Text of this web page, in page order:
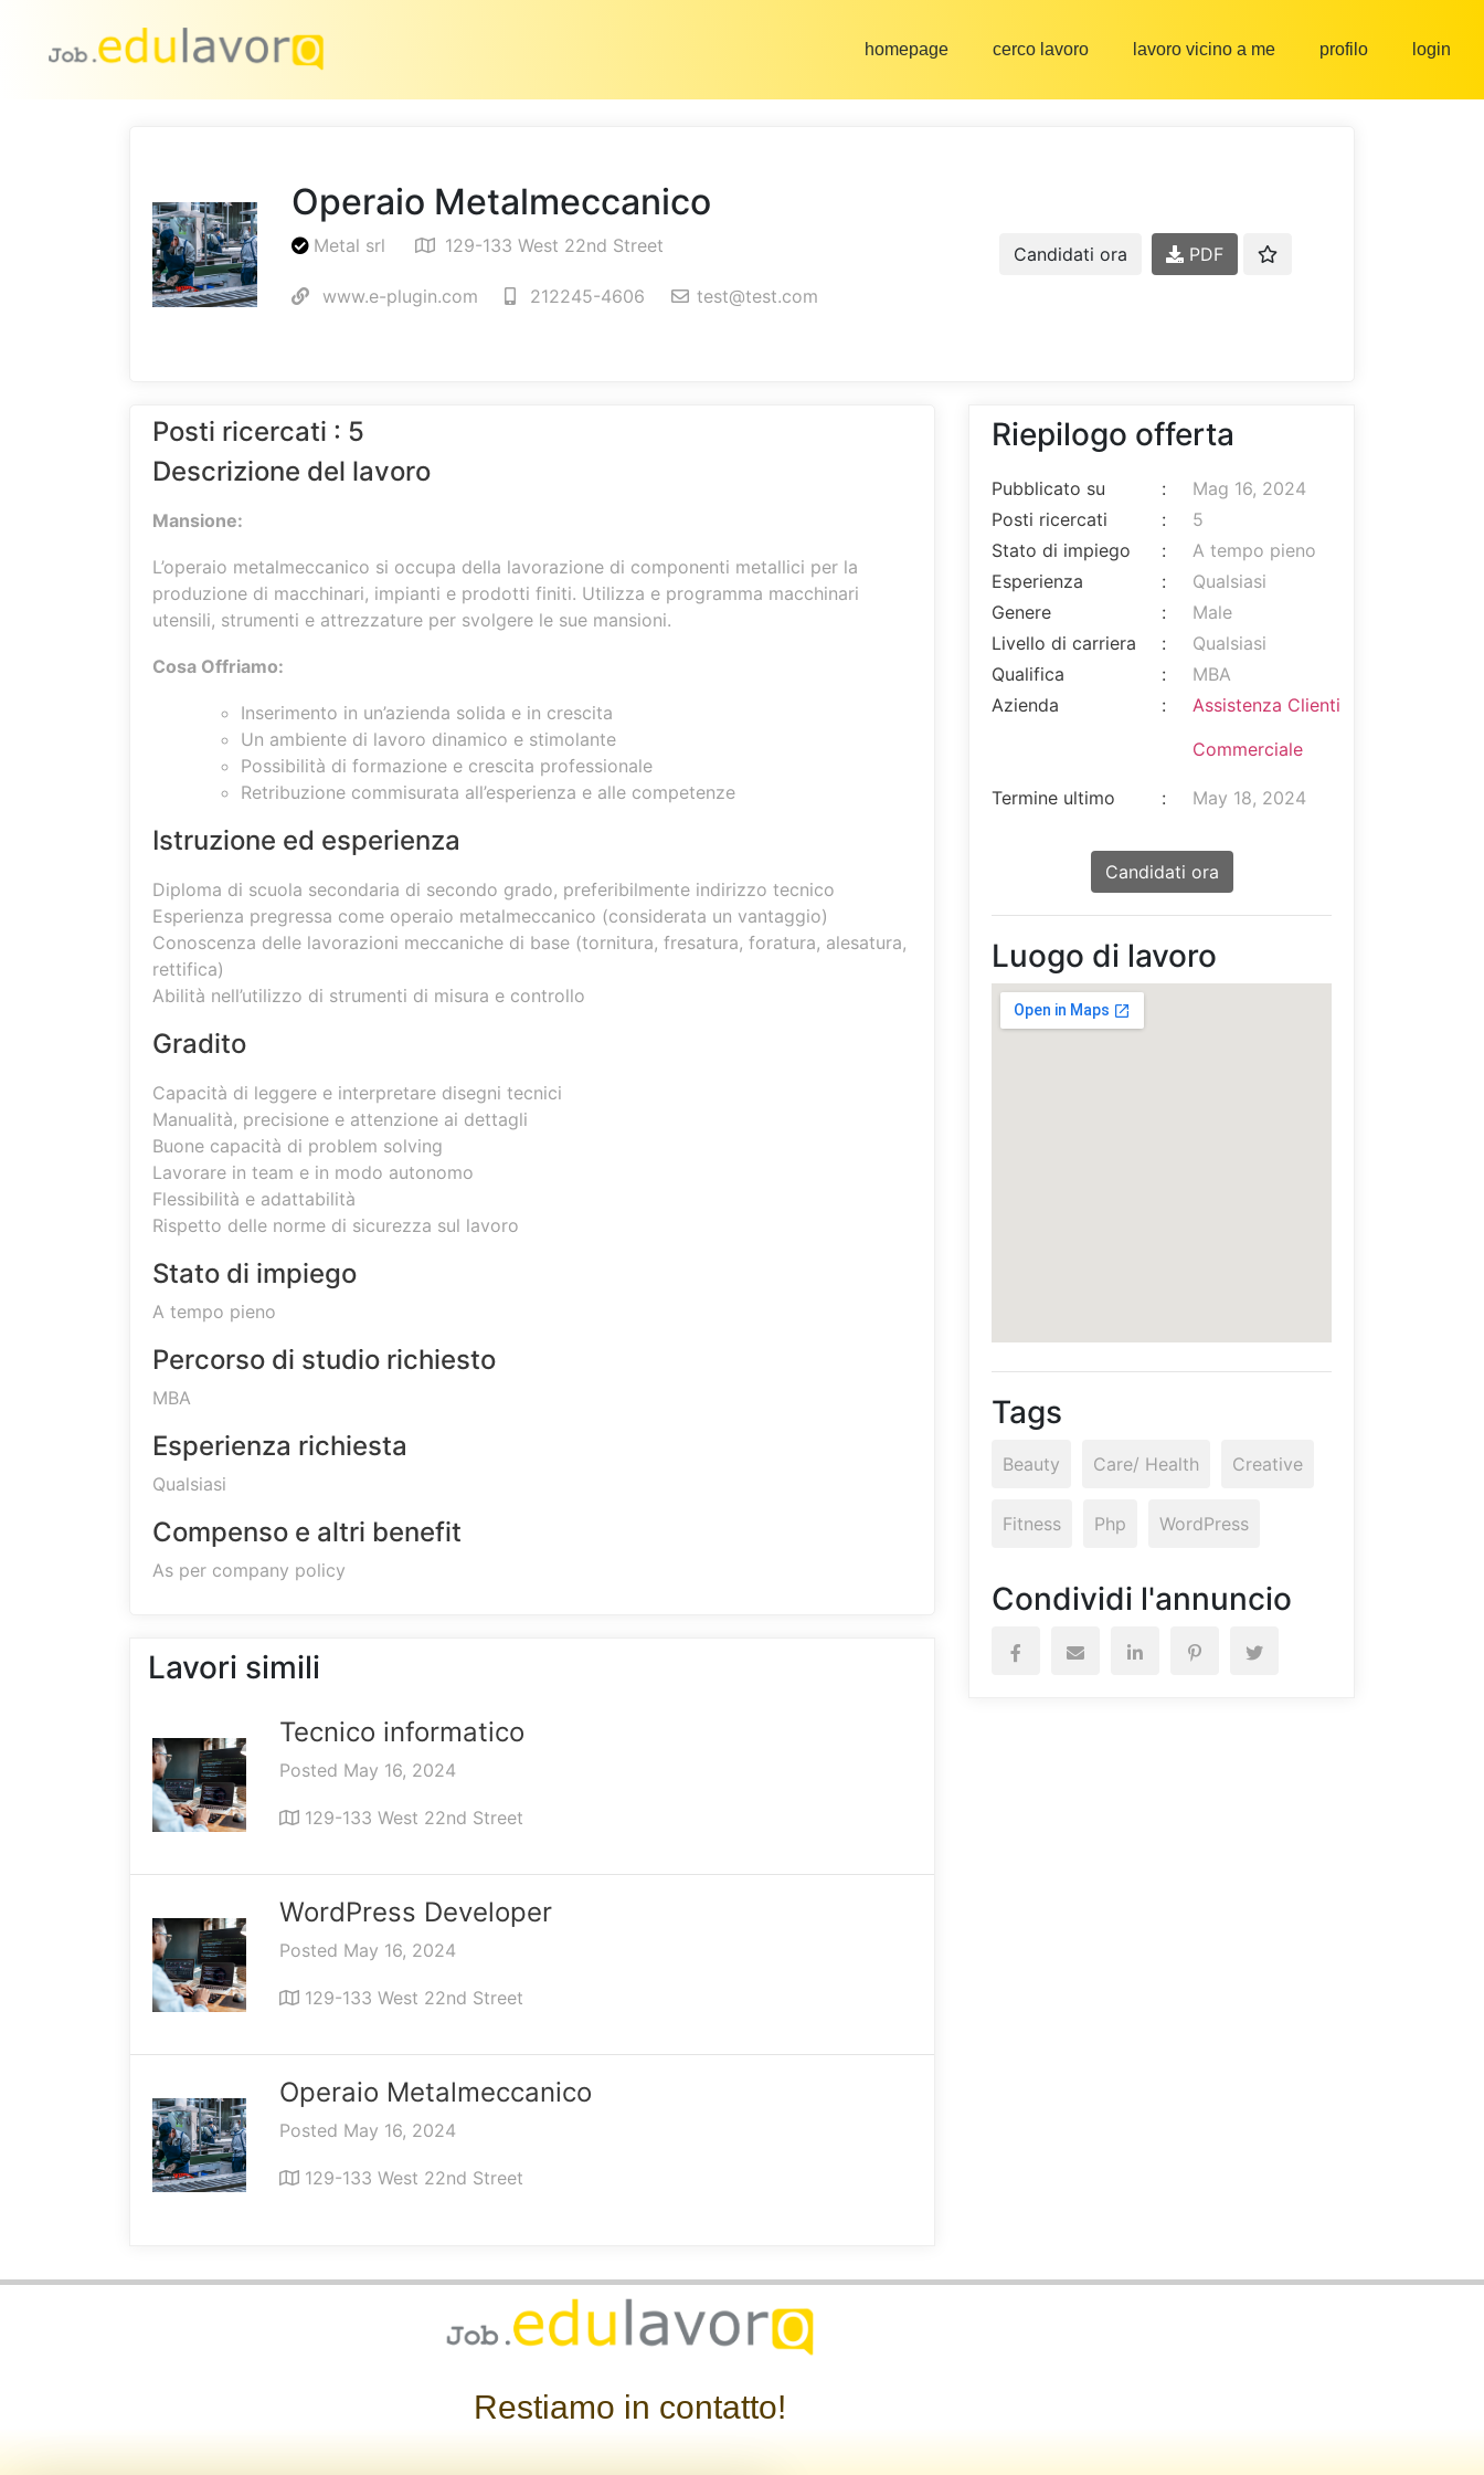
homepage cerco lavoro lavoro vicino a me profilo login
Operaio Metalmeccanico
Metal srl 129-133 West 22nd Street
www.e-plugin.com 212245-4606 test@test.com
Candidati ora PDF
Riepilogo offerta
Pubblicato su :
Mag 16, 2024
Posti ricercati
:
5
Stato di impiego
:
A tempo pieno
Esperienza
:
Qualsiasi
Genere
:
Male
Livello di carriera
:
Qualsiasi
Qualifica
:
MBA
Azienda
:
Assistenza Clienti
Commerciale
Termine ultimo : May 18, 2024
Candidati ora
Luogo di lavoro
Tags
Beauty Care/ Health Creative
Fitness Php WordPress
Condividi l'annuncio
Posti ricercati : 5
Descrizione del lavoro
Mansione:
L’operaio metalmeccanico si occupa della lavorazione di componenti metallici per la
produzione di macchinari, impianti e prodotti finiti. Utilizza e programma macchinari
utensili, strumenti e attrezzature per svolgere le sue mansioni.
Cosa Offriamo:
Inserimento in un’azienda solida e in crescita
Un ambiente di lavoro dinamico e stimolante
Possibilità di formazione e crescita professionale
Retribuzione commisurata all’esperienza e alle competenze
Istruzione ed esperienza
Diploma di scuola secondaria di secondo grado, preferibilmente indirizzo tecnico
Esperienza pregressa come operaio metalmeccanico (considerata un vantaggio)
Conoscenza delle lavorazioni meccaniche di base (tornitura, fresatura, foratura, alesatura,
rettifica)
Abilità nell’utilizzo di strumenti di misura e controllo
Gradito
Capacità di leggere e interpretare disegni tecnici
Manualità, precisione e attenzione ai dettagli
Buone capacità di problem solving
Lavorare in team e in modo autonomo
Flessibilità e adattabilità
Rispetto delle norme di sicurezza sul lavoro
Stato di impiego
A tempo pieno
Percorso di studio richiesto
MBA
Esperienza richiesta
Qualsiasi
Compenso e altri benefit
As per company policy
Lavori simili
Tecnico informatico
Posted May 16, 2024
129-133 West 22nd Street
WordPress Developer
Posted May 16, 2024
129-133 West 22nd Street
Operaio Metalmeccanico
Posted May 16, 2024
129-133 West 22nd Street
Restiamo in contatto!